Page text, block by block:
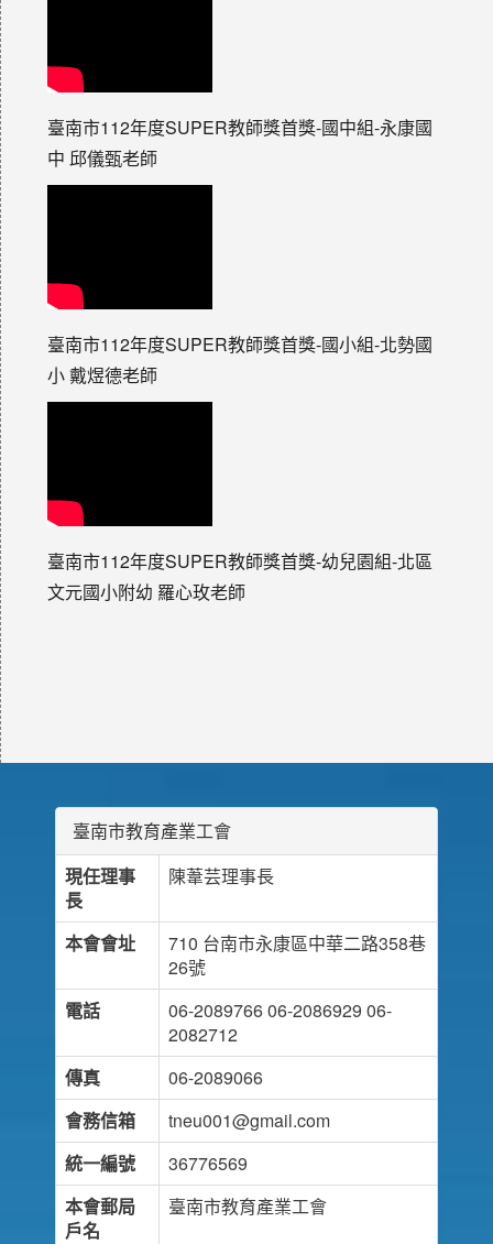
臺南市112年度SUPER教師獎首獎-國中組-永康國
中 邱儀甄老師
臺南市112年度SUPER教師獎首獎-國小組-北勢國
小 戴煜德老師
臺南市112年度SUPER教師獎首獎-幼兒園組-北區
文元國小附幼 羅心玫老師
臺南市教育產業工會
現任理事
長
陳葦芸理事長
本會會址
710 台南市永康區中華二路358巷
26號
電話
06-2089766 06-2086929 06-
2082712
傳真
06-2089066
會務信箱
tneu001@gmail.com
統一編號
36776569
本會郵局
戶名
臺南市教育產業工會